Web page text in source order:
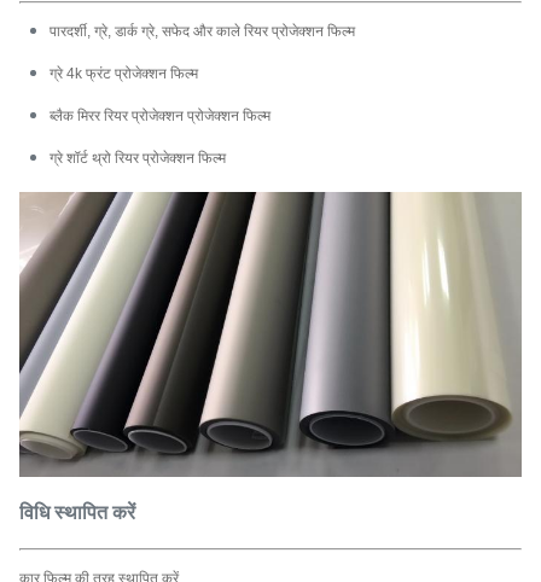
पारदर्शी, ग्रे, डार्क ग्रे, सफेद और काले रियर प्रोजेक्शन फिल्म
ग्रे 4k फ्रंट प्रोजेक्शन फिल्म
ब्लैक मिरर रियर प्रोजेक्शन प्रोजेक्शन फिल्म
ग्रे शॉर्ट थ्रो रियर प्रोजेक्शन फिल्म
विधि स्थापित करें